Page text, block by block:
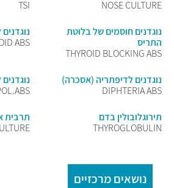
NOSE CULTURE
TSI
נוגדנים חוסמים של בלוטת
התריס
THYROID BLOCKING ABS
ABS
נוגדנים לדיפתריה (אסכרה)
DIPHTERIA ABS
תירוגלובולין בדם
THYROGLOBULIN
תרבית
נושאים מרכזיים